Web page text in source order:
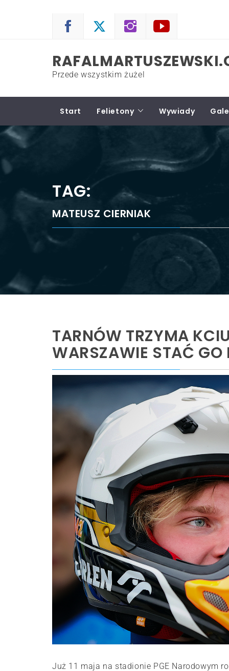
Przede wszystkim żużel
Start Felietony Wywiady
TAG:
MATEUSZ CIERNIAK
TARNÓW TRZYMA
WARSZAWIE STAĆ GO
Już 11 maja na stadionie PGE Narodowym